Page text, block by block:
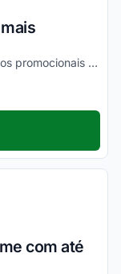
Conheça os produtos e aproveite os preços promocionais no site.
com até